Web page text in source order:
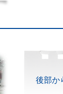
後部か